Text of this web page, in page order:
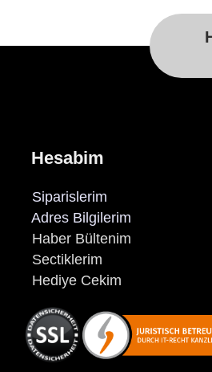
Hesabim
Siparislerim
Adres Bilgilerim
Haber Bültenim
Sectiklerim
Hediye Cekim